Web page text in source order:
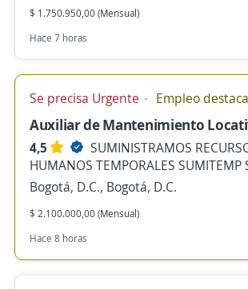
$ 1.750.950,00 (Mensual)
Hace 7 horas
Se precisa Urgente Empleo
Auxiliar de Mantenimiento
4,5
SUMINISTRAMOS
HUMANOS TEMPORALES SUMITEMP
Bogotá, D.C., Bogotá, D.C.
$ 2.100.000,00 (Mensual)
Hace 8 horas